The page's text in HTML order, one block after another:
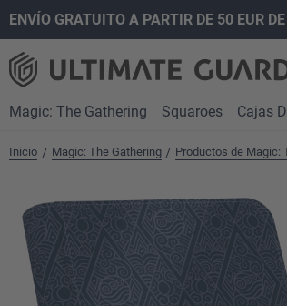
Saltar a la navegación
ENVÍO GRATUITO A PARTIR DE 50 EUR
Magic: The Gathering Squaroes Cajas
Inicio / Magic: The Gathering / Productos de Magic: